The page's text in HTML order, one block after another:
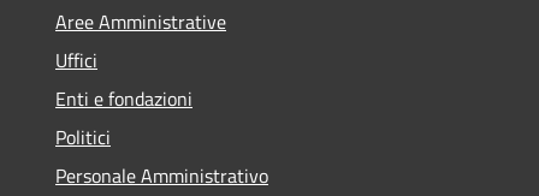
Aree Amministrative
Uffici
Enti e fondazioni
Politici
Personale Amministrativo